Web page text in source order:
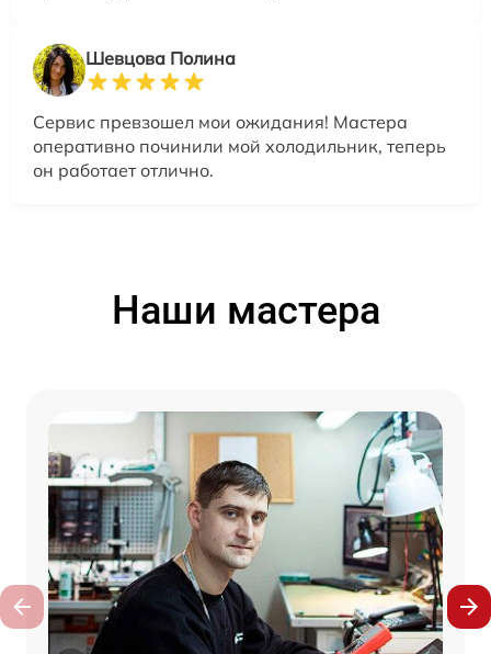
Шевцова Полина
Сервис превзошел мои ожидания! Мастера
оперативно починили мой холодильник, теперь
он работает отлично.
Наши мастера